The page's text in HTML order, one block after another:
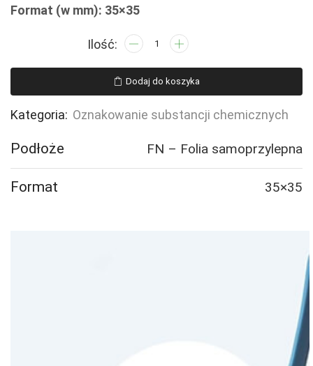
Format (w mm): 35×35
ilość
Produkt
zagrażający
zdrowiu
Dodaj do koszyka
Kategoria: Oznakowanie substancji chemicznych
Podłoże FN – Folia samoprzylepna
Format 35×35